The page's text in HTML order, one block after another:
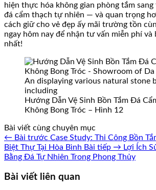
hiện thực hóa không gian phòng tắm
đá cẩm thạch tự nhiên — và quan trọng
cách giữ cho vẻ đẹp ấy mãi trường tồn
ngay hôm nay để nhận tư vấn miễn phí và
nhất!
Hướng Dẫn Vệ Sinh Bồn Tắm Đá
Không Bong Tróc – Hình 12
Bài viết cùng chuyên mục
← Bài trước Case Study: Thi Công Bồn
Biệt Thự Tại Hòa Bình Bài tiếp → Lợi Ích
Bằng Đá Tự Nhiên Trong Phong Thủy
Bài viết liên quan